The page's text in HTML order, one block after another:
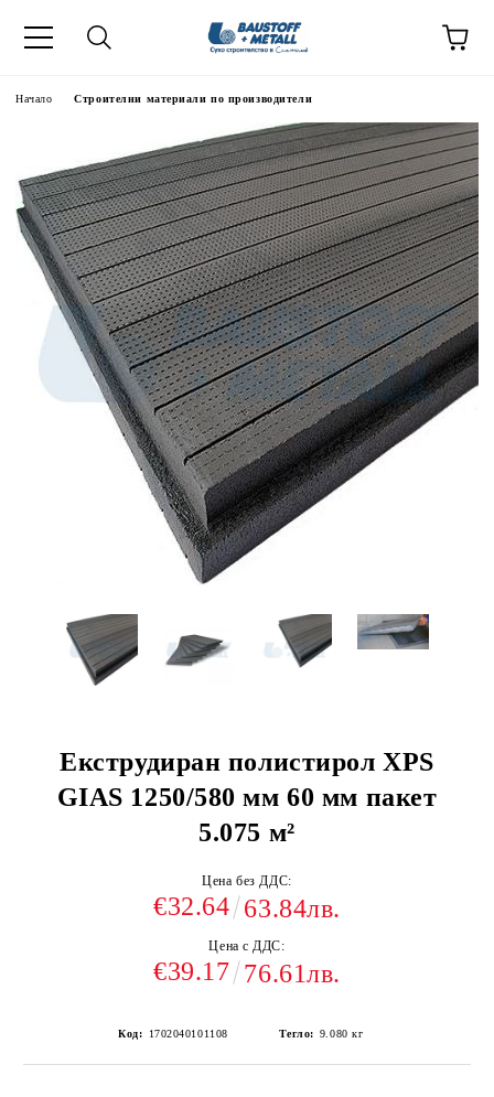
Начало Строителни материали по производители
Екструдиран полистирол XPS
GIAS 1250/580 мм 60 мм пакет
5.075 м²
Цена без ДДС:
€32.64 63.84лв.
Цена с ДДС:
€39.17 76.61лв.
Код: 1702040101108 Тегло: 9.080 кг